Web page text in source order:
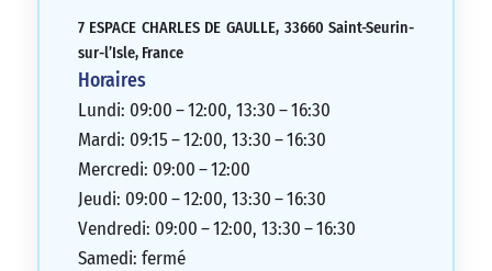
7 ESPACE CHARLES DE GAULLE, 33660 Saint-Seurin-
sur-l’Isle, France
Horaires
Lundi: 09:00 – 12:00, 13:30 – 16:30
Mardi: 09:15 – 12:00, 13:30 – 16:30
Mercredi: 09:00 – 12:00
Jeudi: 09:00 – 12:00, 13:30 – 16:30
Vendredi: 09:00 – 12:00, 13:30 – 16:30
Samedi: fermé